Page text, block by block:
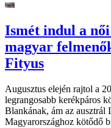
Ismét indul a
magyar
Fityus
Augusztus elején rajtol a
legrangosabb kerékpáros
Blankának, ám az ausztrál
Magyarországhoz kötődő